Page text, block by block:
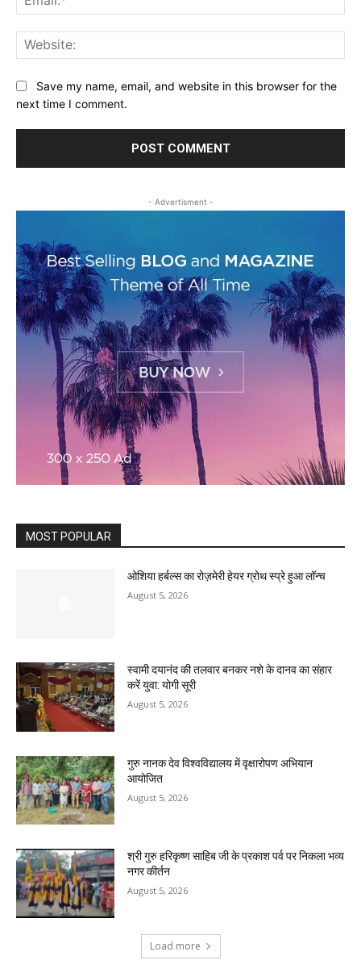
Save my name, email, and website in this browser for the
next time I comment.
- Advertisment -
MOST POPULAR
ओशिया हर्बल्स का रोज़मेरी हेयर ग्रोथ स्प्रे हुआ लॉन्च
August 5, 2026
स्वामी दयानंद की तलवार बनकर नशे के दानव का संहार
करें युवा: योगी सूरी
August 5, 2026
गुरु नानक देव विश्वविद्यालय में वृक्षारोपण अभियान
आयोजित
August 5, 2026
श्री गुरु हरिकृष्ण साहिब जी के प्रकाश पर्व पर निकला भव्य
नगर कीर्तन
August 5, 2026
Load more